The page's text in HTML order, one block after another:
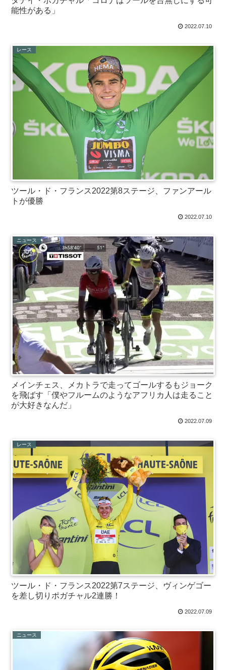
能性がある」
2022.07.10
レース
ツール・ド・フランス2022第8ステージ、ファンアール
トが優勝
2022.07.10
ニュース
メインチェス、メカトラで走ってゴールするもジョーク
を飛ばす「僕やフルームのようなアフリカ人は走ること
が大好きなんだ」
2022.07.09
レース
ツール・ド・フランス2022第7ステージ、ヴィンゲゴー
を差し切りポガチャル2連勝！
2022.07.09
ニュース